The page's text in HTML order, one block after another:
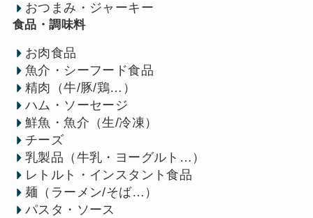
おつまみ・ジャーキー
食品・調味料
お肉食品
魚介・シーフード食品
精肉（牛/豚/鶏…）
ハム・ソーセージ
鮮魚・魚介（生/冷凍）
チーズ
乳製品（牛乳・ヨーグルト…）
レトルト・インスタント食品
麺（ラーメン/そば…）
パスタ・ソース